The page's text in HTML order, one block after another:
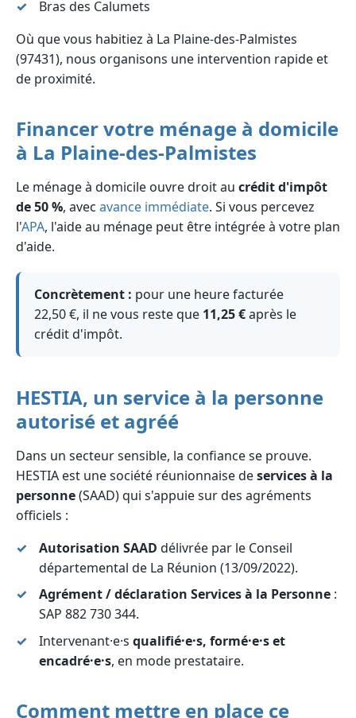
Bras des Calumets
Où que vous habitiez à La Plaine-des-Palmistes
(97431), nous organisons une intervention rapide et
de proximité.
Financer votre ménage à domicile
à La Plaine-des-Palmistes
Le ménage à domicile ouvre droit au crédit d'impôt
de 50 %, avec avance immédiate. Si vous percevez
l'APA, l'aide au ménage peut être intégrée à votre plan
d'aide.
Concrètement : pour une heure facturée
22,50 €, il ne vous reste que 11,25 €après le
crédit d'impôt.
HESTIA, un service à la personne
autorisé et agréé
Dans un secteur sensible, la confiance se prouve.
HESTIA est une société réunionnaise deservices à la
personne(SAAD) qui s'appuie sur des agréments
officiels :
Autorisation SAAD délivrée par le Conseil
départemental de La Réunion (13/09/2022).
Agrément / déclaration Services à la Personne:
SAP 882 730 344.
Intervenant·e·s qualifié·e·s, formé·e·s et
encadré·e·s, en mode prestataire.
Comment mettre en place ce